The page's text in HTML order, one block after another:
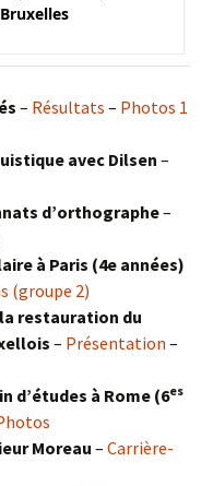
– Résultats – Photos 1
avec Dilsen –
d’orthographe–
à Paris (4e années)
(groupe 2)
restauration du
– Présentation –
d’études à Rome (6es
Moreau – Carrière-